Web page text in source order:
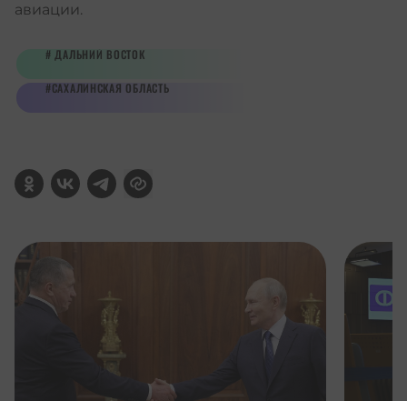
авиации.
ДАЛЬНИЙ ВОСТОК
САХАЛИНСКАЯ ОБЛАСТЬ